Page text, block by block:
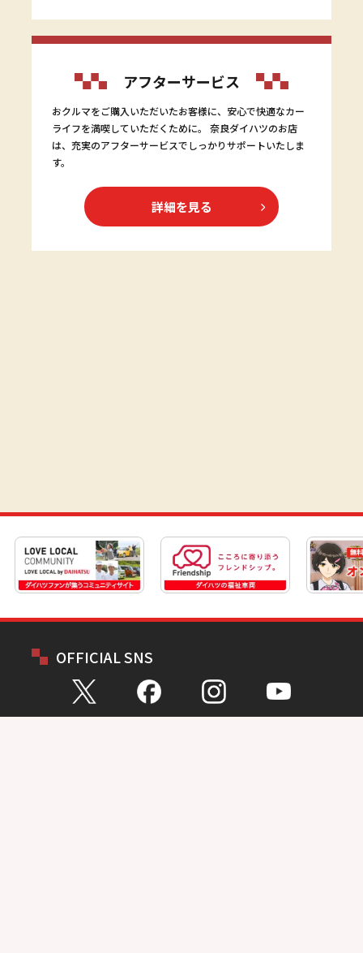
アフターサービス
おクルマをご購入いただいたお客様に、安心で快適なカー
ライフを満喫していただくために。 奈良ダイハツのお店
は、充実のアフターサービスでしっかりサポートいたしま
す。
詳細を見る
OFFICIAL SNS